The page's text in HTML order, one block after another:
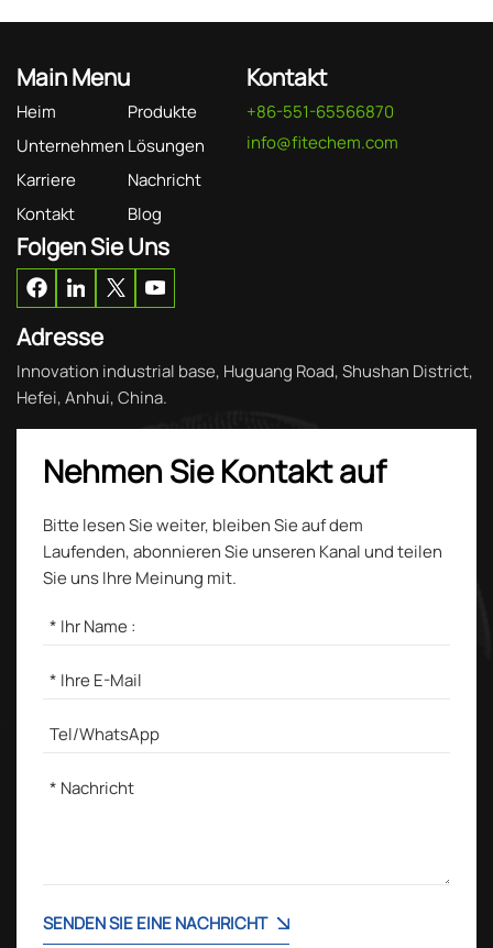
Main Menu
Heim
Produkte
Unternehmen Lösungen
Karriere
Nachricht
Kontakt
Blog
Kontakt
+86-551-65566870
info@fitechem.com
Folgen Sie Uns
Adresse
Innovation industrial base, Huguang Road, Shushan District,
Hefei, Anhui, China.
Nehmen Sie Kontakt auf
Bitte lesen Sie weiter, bleiben Sie auf dem
Laufenden, abonnieren Sie unseren Kanal und teilen
Sie uns Ihre Meinung mit.
SENDEN SIE EINE NACHRICHT